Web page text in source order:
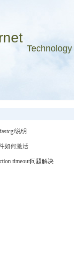
Technology
说明
如何激活
timeout问题解决